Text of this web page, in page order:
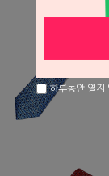
하루동안 열지